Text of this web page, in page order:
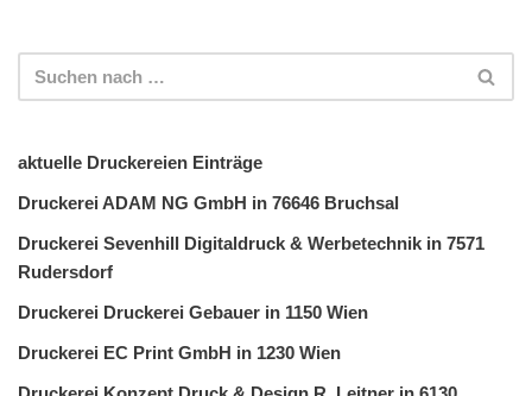
aktuelle Druckereien Einträge
Druckerei ADAM NG GmbH in 76646 Bruchsal
Druckerei Sevenhill Digitaldruck & Werbetechnik in 7571
Rudersdorf
Druckerei Druckerei Gebauer in 1150 Wien
Druckerei EC Print GmbH in 1230 Wien